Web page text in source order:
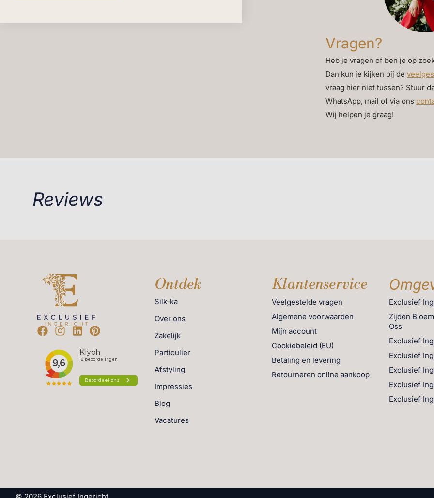
Vragen?
Heb je vragen of ben je op
Dan kun je kijken bij de
vraag hier niet tussen? Stuur
WhatsApp, mail of via ons
Wij helpen je graag!
Reviews
Ontdek
Silk-ka
Over ons
Zakelijk
Particulier
Afstyling
Impressies
Blog
Vacatures
Klantenservice
Veelgestelde vragen
Algemene voorwaarden
Mijn account
Cookiebeleid (EU)
Betaling en levering
Retourneren online aankoop
Exclusief
Zijden
Oss
Exclusief
Exclusief
Exclusief
Exclusief
Exclusief